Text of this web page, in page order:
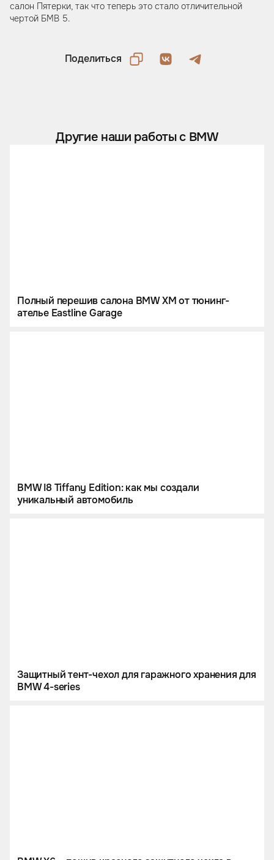
салон Пятерки, так что теперь это стало отличительной
чертой БМВ 5.
Поделиться
Другие наши работы с BMW
Полный перешив салона BMW XM от тюнинг-
ателье Eastline Garage
BMW I8 Tiffany Edition: как мы создали
уникальный автомобиль
Защитный тент-чехол для гаражного хранения для
BMW 4-series